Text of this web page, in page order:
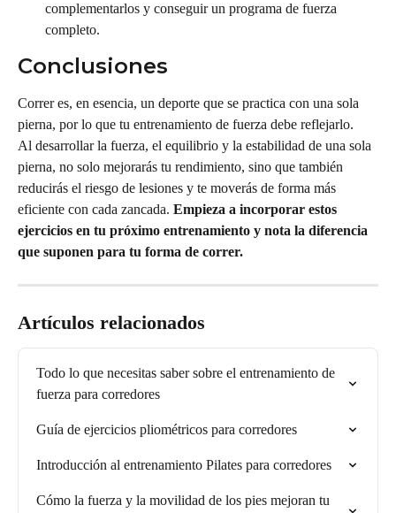
complementarlos y conseguir un programa de fuerza
completo.
Conclusiones
Correr es, en esencia, un deporte que se practica con una sola
pierna, por lo que tu entrenamiento de fuerza debe reflejarlo.
Al desarrollar la fuerza, el equilibrio y la estabilidad de una sola
pierna, no solo mejorarás tu rendimiento, sino que también
reducirás el riesgo de lesiones y te moverás de forma más
eficiente con cada zancada. Empieza a incorporar estos
ejercicios en tu próximo entrenamiento y nota la diferencia
que suponen para tu forma de correr.
Artículos relacionados
Todo lo que necesitas saber sobre el entrenamiento de
fuerza para corredores
Guía de ejercicios pliométricos para corredores
Introducción al entrenamiento Pilates para corredores
Cómo la fuerza y la movilidad de los pies mejoran tu